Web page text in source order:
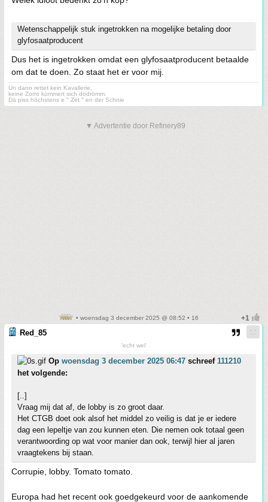
Wetenschappelijk stuk ingetrokken na mogelijke betaling door
glyfosaatproducent
Dus het is ingetrokken omdat een glyfosaatproducent betaalde
om dat te doen. Zo staat het er voor mij.
Un dann rettet kein Kavallerie,
keine Zorro kümmert sich dodrömm.
Dä piss höchstens e " Zet " en der Schnie
▼ Advertentie door Refinery89
• woensdag 3 december 2025 @ 08:52 • 16
Red_85
'echt wel'
Op woensdag 3 december 2025 06:47 schreef 111210
het volgende:
[..]
Vraag mij dat af, de lobby is zo groot daar.
Het CTGB doet ook alsof het middel zo veilig is dat je er iedere
dag een lepeltje van zou kunnen eten. Die nemen ook totaal geen
verantwoording op wat voor manier dan ook, terwijl hier al jaren
vraagtekens bij staan.
Corrupie, lobby. Tomato tomato.
Europa had het recent ook goedgekeurd voor de aankomende